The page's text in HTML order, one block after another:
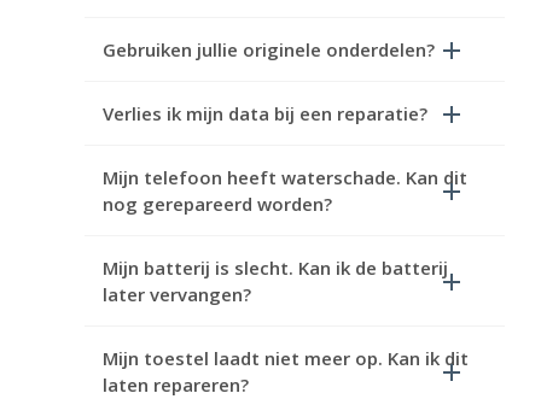
Gebruiken jullie originele onderdelen?
Verlies ik mijn data bij een reparatie?
Mijn telefoon heeft waterschade. Kan dit
nog gerepareerd worden?
Mijn batterij is slecht. Kan ik de batterij
later vervangen?
Mijn toestel laadt niet meer op. Kan ik dit
laten repareren?